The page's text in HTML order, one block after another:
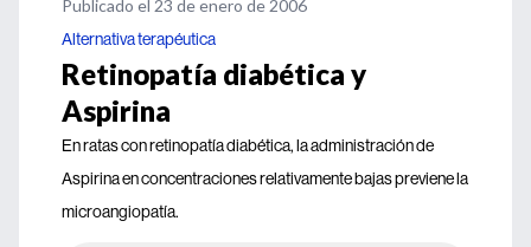
Publicado el 23 de enero de 2006
Alternativa terapéutica
Retinopatía diabética y
Aspirina
En ratas con retinopatía diabética, la administración de
Aspirina en concentraciones relativamente bajas previene la
microangiopatía.